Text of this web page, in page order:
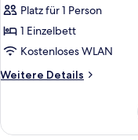
Platz für 1 Person
1 Einzelbett
Kostenloses WLAN
Weitere Details
Weitere
Room